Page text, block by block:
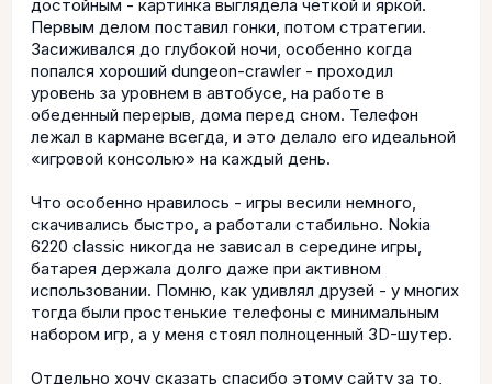
достойным - картинка выглядела чёткой и яркой.
Первым делом поставил гонки, потом стратегии.
Засиживался до глубокой ночи, особенно когда
попался хороший dungeon-crawler - проходил
уровень за уровнем в автобусе, на работе в
обеденный перерыв, дома перед сном. Телефон
лежал в кармане всегда, и это делало его идеальной
«игровой консолью» на каждый день.
Что особенно нравилось - игры весили немного,
скачивались быстро, а работали стабильно. Nokia
6220 classic никогда не зависал в середине игры,
батарея держала долго даже при активном
использовании. Помню, как удивлял друзей - у многих
тогда были простенькие телефоны с минимальным
набором игр, а у меня стоял полноценный 3D-шутер.
Отдельно хочу сказать спасибо этому сайту за то,